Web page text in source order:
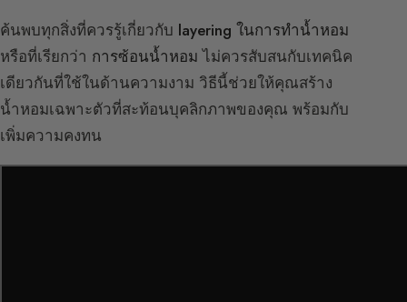
ค้นพบทุกสิ่งที่ควรรู้เกี่ยวกับ layering ในการทำน้ำหอม
หรือที่เรียกว่า การซ้อนน้ำหอม ไม่ควรสับสนกับเทคนิค
เดียวกันที่ใช้ในด้านความงาม วิธีนี้ช่วยให้คุณสร้าง
น้ำหอมเฉพาะตัวที่สะท้อนบุคลิกภาพของคุณ พร้อมกับ
เพิ่มความคงทน